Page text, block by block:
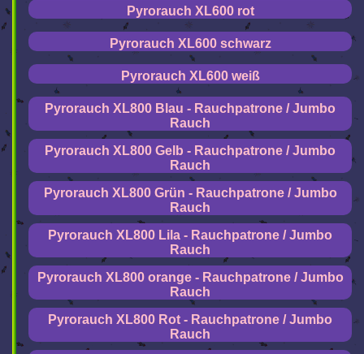
Pyrorauch XL600 rot
Pyrorauch XL600 schwarz
Pyrorauch XL600 weiß
Pyrorauch XL800 Blau - Rauchpatrone / Jumbo
Rauch
Pyrorauch XL800 Gelb - Rauchpatrone / Jumbo
Rauch
Pyrorauch XL800 Grün - Rauchpatrone / Jumbo
Rauch
Pyrorauch XL800 Lila - Rauchpatrone / Jumbo
Rauch
Pyrorauch XL800 orange - Rauchpatrone / Jumbo
Rauch
Pyrorauch XL800 Rot - Rauchpatrone / Jumbo
Rauch